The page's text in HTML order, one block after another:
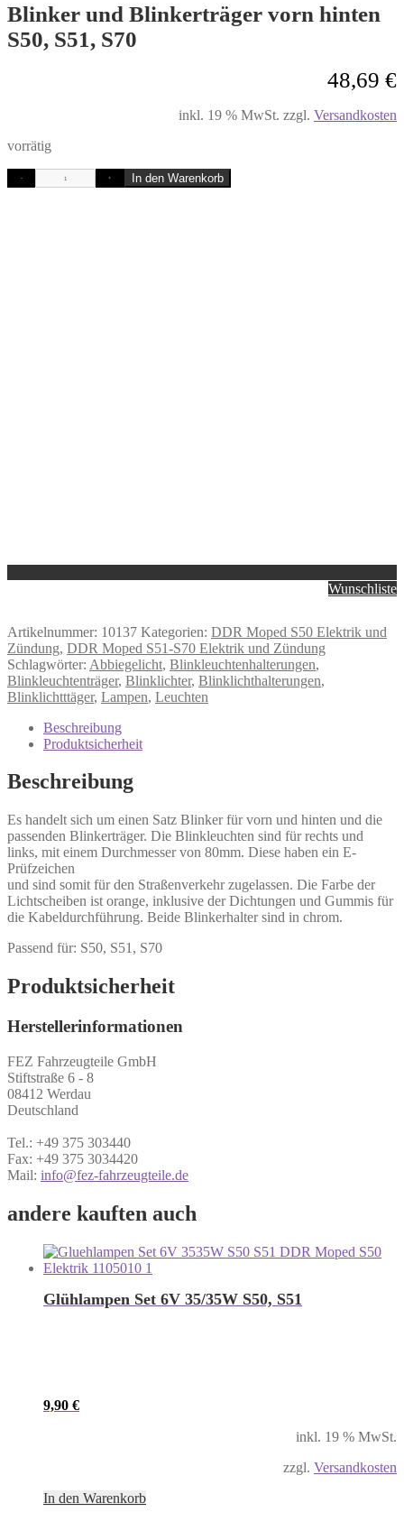
Blinker und Blinkerträger vorn hinten
S50, S51, S70
48,69 €
inkl. 19 % MwSt. zzgl. Versandkosten
vorrätig
- + In den Warenkorb
Wunschliste
Artikelnummer: 10137 Kategorien: DDR Moped S50 Elektrik und
Zündung, DDR Moped S51-S70 Elektrik und Zündung
Schlagwörter: Abbiegelicht, Blinkleuchtenhalterungen,
Blinkleuchtenträger, Blinklichter, Blinklichthalterungen,
Blinklichtttäger, Lampen, Leuchten
Beschreibung
Produktsicherheit
Beschreibung
Es handelt sich um einen Satz Blinker für vorn und hinten und die
passenden Blinkerträger. Die Blinkleuchten sind für rechts und
links, mit einem Durchmesser von 80mm. Diese haben ein E-
Prüfzeichen
und sind somit für den Straßenverkehr zugelassen. Die Farbe der
Lichtscheiben ist orange, inklusive der Dichtungen und Gummis für
die Kabeldurchführung. Beide Blinkerhalter sind in chrom.
Passend für: S50, S51, S70
Produktsicherheit
Herstellerinformationen
FEZ Fahrzeugteile GmbH
Stiftstraße 6 - 8
08412 Werdau
Deutschland
Tel.: +49 375 303440
Fax: +49 375 3034420
Mail: info@fez-fahrzeugteile.de
andere kauften auch
Glühlampen Set 6V 35/35W S50, S51
9,90 €
inkl. 19 % MwSt.
zzgl. Versandkosten
In den Warenkorb